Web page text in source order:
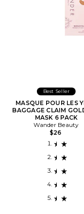
Best Seller
MASQUE POUR LES
BAGGAGE CLAIM
MASK 6 PACK
Wander Beauty
$26